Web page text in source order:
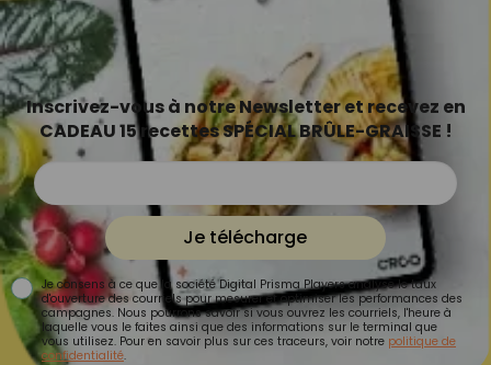
Inscrivez-vous à notre Newsletter et recevez en
CADEAU 15 recettes SPÉCIAL BRÛLE-GRAISSE !
Je télécharge
Je consens à ce que la société Digital Prisma Players analyse le taux
d'ouverture des courriels pour mesurer et optimiser les performances des
campagnes. Nous pourrons savoir si vous ouvrez les courriels, l'heure à
laquelle vous le faites ainsi que des informations sur le terminal que
vous utilisez. Pour en savoir plus sur ces traceurs, voir notre politique de
confidentialité.